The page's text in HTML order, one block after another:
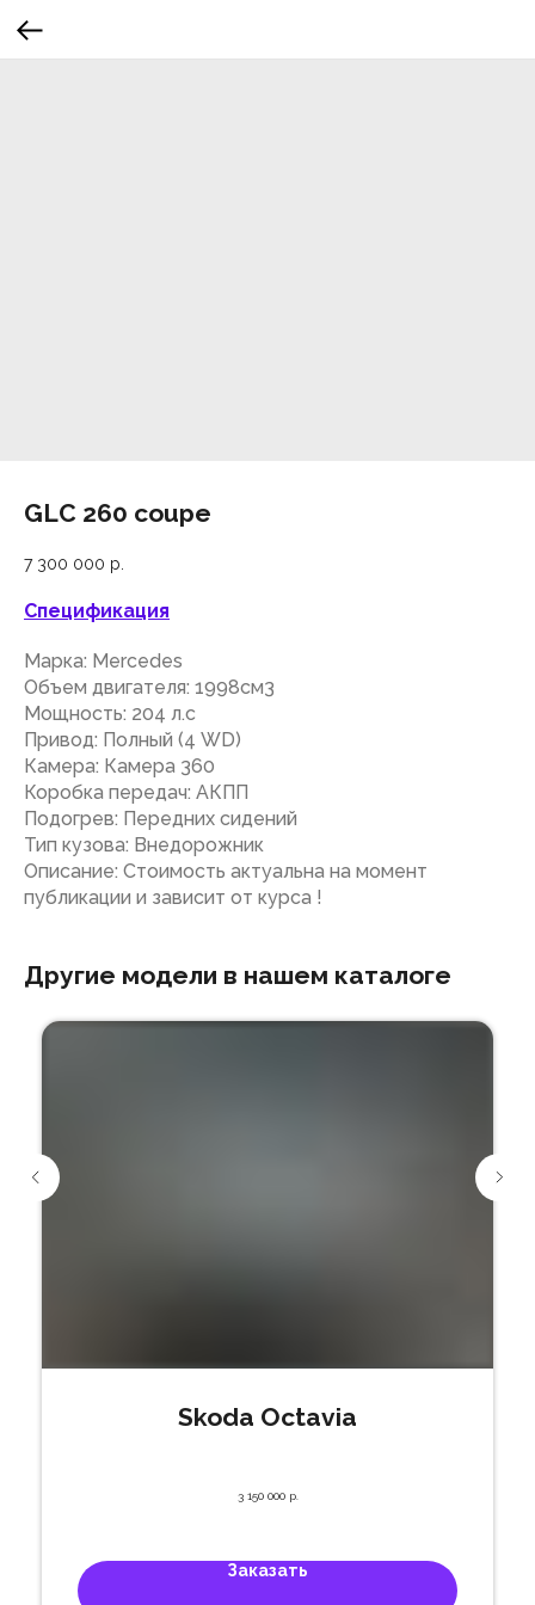
GLC 260 coupe
7 300 000 р.
Cпецификация
Марка: Mercedes
Объем двигателя: 1998см3
Мощность: 204 л.с
Привод: Полный (4 WD)
Камера: Камера 360
Коробка передач: АКПП
Подогрев: Передних сидений
Тип кузова: Внедорожник
Описание: Стоимость актуальна на момент
публикации и зависит от курса !
Другие модели в нашем каталоге
Skoda Octavia
3 150 000 р.
Заказать